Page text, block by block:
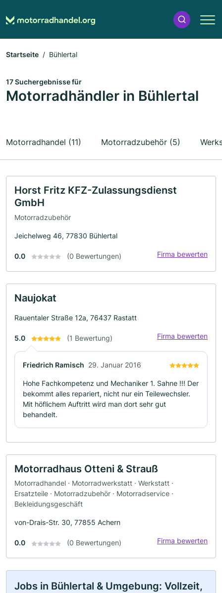
Startseite Bühlertal
17 Suchergebnisse für
Motorradhändler in Bühlertal
Motorradhandel (11) Motorradzubehör (5)
Horst Fritz KFZ-Zulassungsdienst
GmbH
Motorradzubehör
Jeichelweg 46, 77830 Bühlertal
0.0 (0 Bewertungen) Firma bewerten
Naujokat
Rauentaler Straße 12a, 76437 Rastatt
5.0 (1 Bewertung) Firma bewerten
Friedrich Ramisch 29. Januar 2016
Hohe Fachkompetenz und Mechaniker 1. Sahne !!! Der
bekommt alles repariert, nicht nur ein Teilewechsler.
Mit höflichem Auftritt wird man dort sehr gut
behandelt.
Motorradhaus Otteni & Strauß
Motorradhandel · Motorradwerkstatt · Werkstatt ·
Ersatzteile · Motorradzubehör · Motorradservice ·
Bekleidungsgeschäft
von-Drais-Str. 30, 77855 Achern
0.0 (0 Bewertungen) Firma bewerten
Jobs in Bühlertal & Umgebung: Vollzeit,